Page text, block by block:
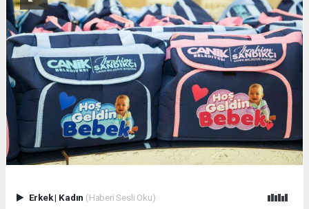
Erkek| Kadın (Haberi Sesli Oku)